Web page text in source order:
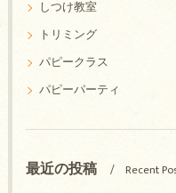
しつけ教室
トリミング
パピークラス
パピーパーティ
最近の投稿 Recent